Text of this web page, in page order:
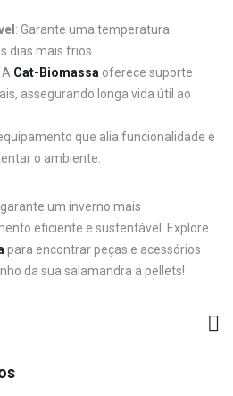
: Garante uma temperatura
dias mais frios.
A Cat-Biomassa oferece suporte
assegurando longa vida útil ao
que alia funcionalidade e
o ambiente.
um inverno mais
eficiente e sustentável. Explore
para encontrar peças e acessórios
da sua salamandra a pellets!